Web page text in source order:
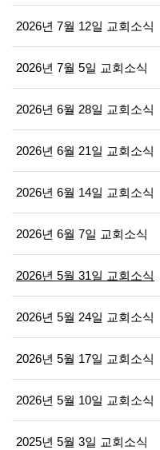
2026년 7월 12일 교회소식
2026년 7월 5일 교회소식
2026년 6월 28일 교회소식
2026년 6월 21일 교회소식
2026년 6월 14일 교회소식
2026년 6월 7일 교회소식
2026년 5월 31일 교회소식
2026년 5월 24일 교회소식
2026년 5월 17일 교회소식
2026년 5월 10일 교회소식
2025년 5월 3일 교회소식